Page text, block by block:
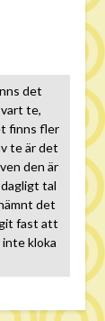
det
te,
finns fler
te är det
den är
tal
det
fast att
inte kloka